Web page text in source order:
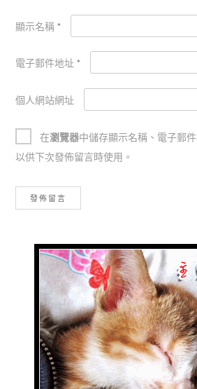
顯示名稱 *
電子郵件地址 *
個人網站網址
在瀏覽器中儲存顯示名稱、電子郵
以供下次發佈留言時使用。